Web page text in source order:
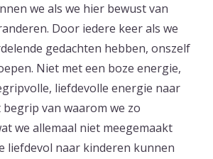
we als we hier bewust van
Door iedere keer als we
gedachten hebben, onszelf
Niet met een boze energie,
liefdevolle energie naar
van waarom we zo
we allemaal niet meegemaakt
liefdevol naar kinderen kunnen